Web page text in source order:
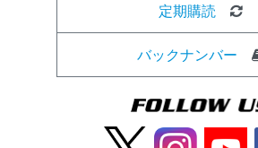
定期購読
バックナンバー